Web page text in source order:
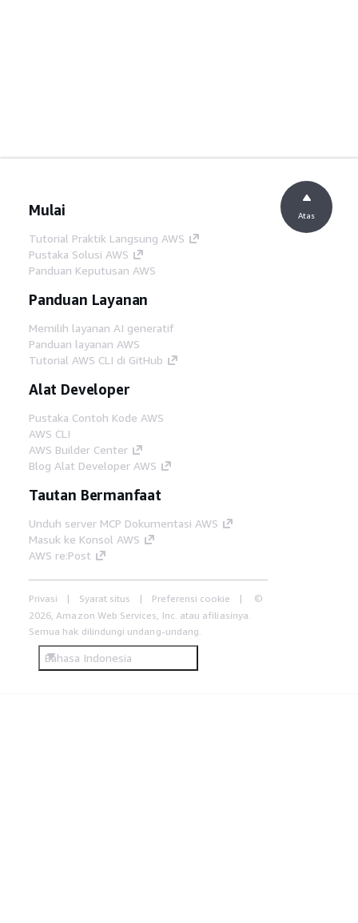
Mulai
Tutorial Praktik Langsung AWS
Pustaka Solusi AWS
Panduan Keputusan AWS
Panduan Layanan
Memilih layanan AI generatif
Panduan layanan AWS
Tutorial AWS CLI di GitHub
Alat Developer
Pustaka Contoh Kode AWS
AWS CLI
AWS Builder Center
Blog Alat Developer AWS
Tautan Bermanfaat
Unduh server MCP Dokumentasi AWS
Masuk ke Konsol AWS
AWS re:Post
Privasi Syarat situs Preferensi cookie
©
2026, Amazon Web Services, Inc. atau afiliasinya.
Semua hak dilindungi undang-undang.
Bahasa Indonesia
Atas